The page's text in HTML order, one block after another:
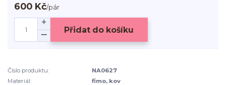
600 Kč/pár
Přidat do košíku
Číslo produktu:
NA0627
Materiál:
fimo, kov